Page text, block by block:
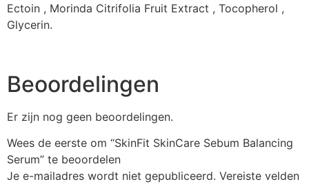
Ectoin , Morinda Citrifolia Fruit Extract , Tocopherol ,
Glycerin.
Beoordelingen
Er zijn nog geen beoordelingen.
Wees de eerste om “SkinFit SkinCare Sebum Balancing
Serum” te beoordelen
Je e-mailadres wordt niet gepubliceerd. Vereiste velden